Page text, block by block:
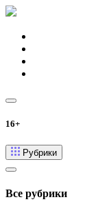
16+
Рубрики
Все рубрики